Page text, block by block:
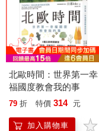
北歐時間：世界第一幸
福國度教會我的事
79 折 特價 314 元
加入購物車